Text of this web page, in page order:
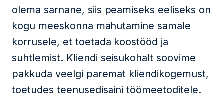
olema sarnane, siis peamiseks eeliseks on
kogu meeskonna mahutamine samale
korrusele, et toetada koostööd ja
suhtlemist. Kliendi seisukohalt soovime
pakkuda veelgi paremat kliendikogemust,
toetudes teenusedisaini töömeetoditele.